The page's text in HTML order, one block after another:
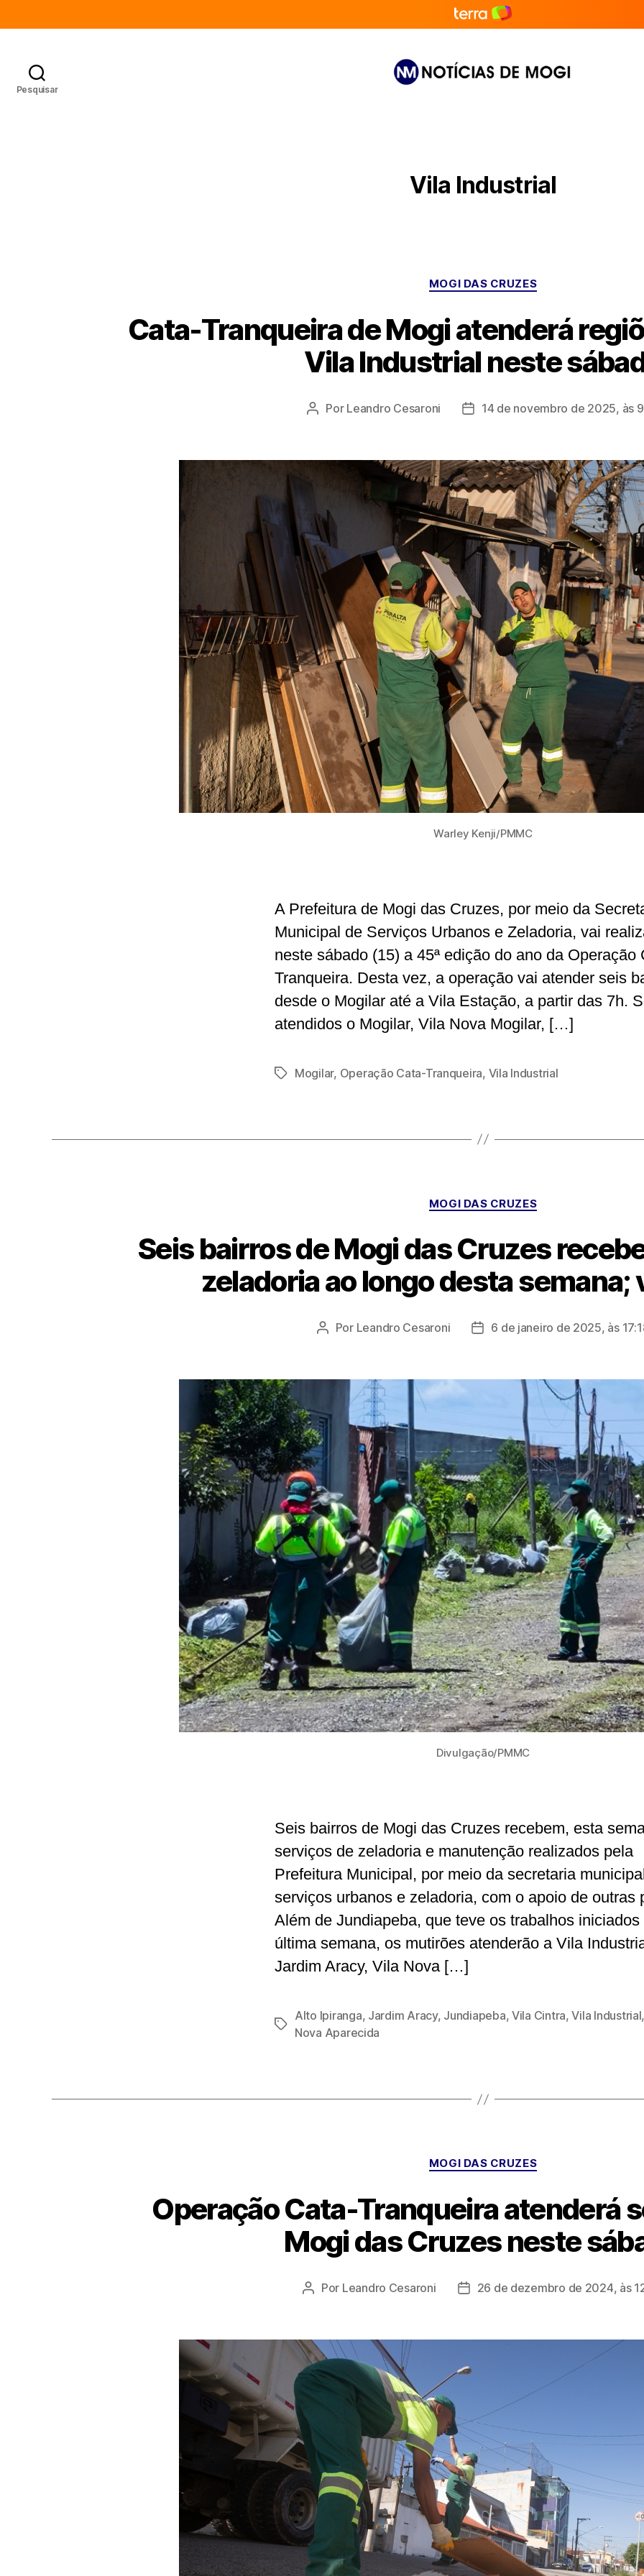
Pesquisar
Vila Industrial
Categorias
MOGI DAS CRUZES
Cata-Tranqueira de Mogi atenderá
Vila Industrial neste
Autor
Por Leandro Cesaroni
Data14 de novembro de 2025, às
Warley Kenji/PMMC
A Prefeitura de Mogi das Cruzes, por meio da
Municipal de Serviços Urbanos e Zeladoria, vai
neste sábado (15) a 45ª edição do ano da Operação
Tranqueira. Desta vez, a operação vai atender seis
desde o Mogilar até a Vila Estação, a partir das 7h.
atendidos o Mogilar, Vila Nova Mogilar, […]
TagsMogilar, Operação Cata-Tranqueira, Vila Industrial
Categorias
MOGI DAS CRUZES
Seis bairros de Mogi das Cruzes
zeladoria ao longo desta semana;
Autor
Por Leandro Cesaroni
Data6 de janeiro de 2025, às
Divulgação/PMMC
Seis bairros de Mogi das Cruzes recebem, esta
serviços de zeladoria e manutenção realizados pela
Prefeitura Municipal, por meio da secretaria
serviços urbanos e zeladoria, com o apoio de outras
Além de Jundiapeba, que teve os trabalhos iniciados
última semana, os mutirões atenderão a Vila
Jardim Aracy, Vila Nova […]
Tags
Alto Ipiranga, Jardim Aracy, Jundiapeba, Vila Cintra,Vila Industrial
Nova Aparecida
Categorias
MOGI DAS CRUZES
Operação Cata-Tranqueira atenderá
Mogi das Cruzes neste
Autor
Por Leandro Cesaroni
Data26 de dezembro de 2024, às